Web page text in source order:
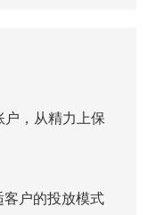
户，从精力上保
户的投放模式